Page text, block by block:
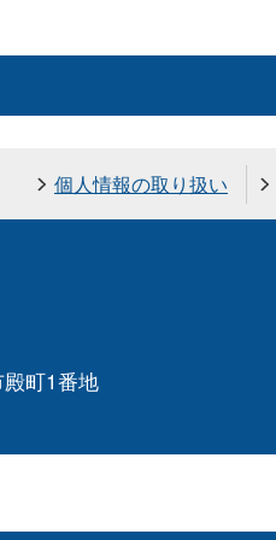
個人情報の取り扱い
町1番地